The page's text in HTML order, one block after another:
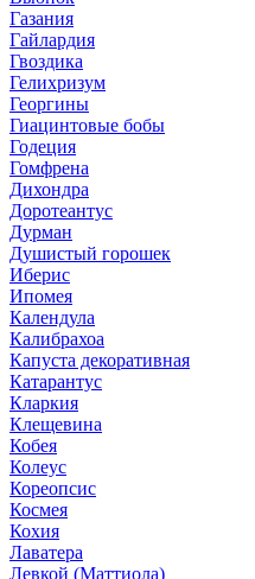
Газания
Гайлардия
Гвоздика
Гелихризум
Георгины
Гиацинтовые бобы
Годеция
Гомфрена
Дихондра
Доротеантус
Дурман
Душистый горошек
Иберис
Ипомея
Календула
Калибрахоа
Капуста декоративная
Катарантус
Кларкия
Клещевина
Кобея
Колеус
Кореопсис
Космея
Кохия
Лаватера
Левкой (Маттиола)